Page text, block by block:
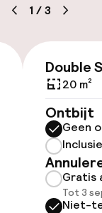
1 /3
Double
20 m²
Ontbijt
Geen
Gratis
Tot 3
Niet-